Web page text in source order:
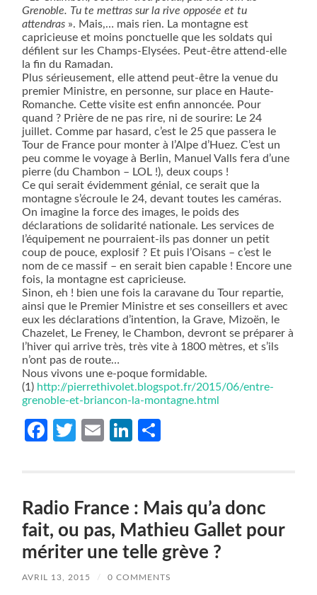
Grenoble. Tu te mettras sur la rive opposée et tu
attendras ». Mais,… mais rien. La montagne est
capricieuse et moins ponctuelle que les soldats qui
défilent sur les Champs-Elysées. Peut-être attend-elle
la fin du Ramadan.
Plus sérieusement, elle attend peut-être la venue du
premier Ministre, en personne, sur place en Haute-
Romanche. Cette visite est enfin annoncée. Pour
quand ? Prière de ne pas rire, ni de sourire: Le 24
juillet. Comme par hasard, c’est le 25 que passera le
Tour de France pour monter à l’Alpe d’Huez. C’est un
peu comme le voyage à Berlin, Manuel Valls fera d’une
pierre (du Chambon – LOL !), deux coups !
Ce qui serait évidemment génial, ce serait que la
montagne s’écroule le 24, devant toutes les caméras.
On imagine la force des images, le poids des
déclarations de solidarité nationale. Les services de
l’équipement ne pourraient-ils pas donner un petit
coup de pouce, explosif ? Et puis l’Oisans – c’est le
nom de ce massif – en serait bien capable ! Encore une
fois, la montagne est capricieuse.
Sinon, eh ! bien une fois la caravane du Tour repartie,
ainsi que le Premier Ministre et ses conseillers et avec
eux les déclarations d’intention, la Grave, Mizoën, le
Chazelet, Le Freney, le Chambon, devront se préparer à
l’hiver qui arrive très, très vite à 1800 mètres, et s’ils
n’ont pas de route…
Nous vivons une e-poque formidable.
(1) http://pierrethivolet.blogspot.fr/2015/06/entre-
grenoble-et-briancon-la-montagne.html
Facebook
Twitter
EmailLinkedIn
Radio France : Mais qu’a donc
fait, ou pas, Mathieu Gallet pour
mériter une telle grève ?
AVRIL 13, 2015 / 0 COMMENTS